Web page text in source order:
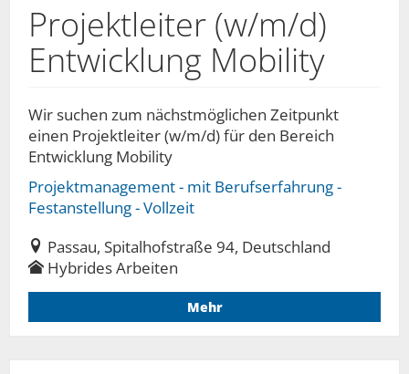
Projektleiter (w/m/d)
Entwicklung Mobility
Wir suchen zum nächstmöglichen Zeitpunkt
einen Projektleiter (w/m/d) für den Bereich
Entwicklung Mobility
Projektmanagement - mit Berufserfahrung -
Festanstellung - Vollzeit
Passau, Spitalhofstraße 94, Deutschland
Hybrides Arbeiten
Mehr